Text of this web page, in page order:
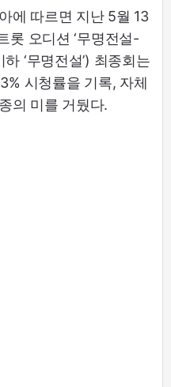
에 따르면 지난 5월 13
롯 오디션 ‘무명전설-
‘무명전설’) 최종회는
시청률을 기록, 자체
의 미를 거뒀다.